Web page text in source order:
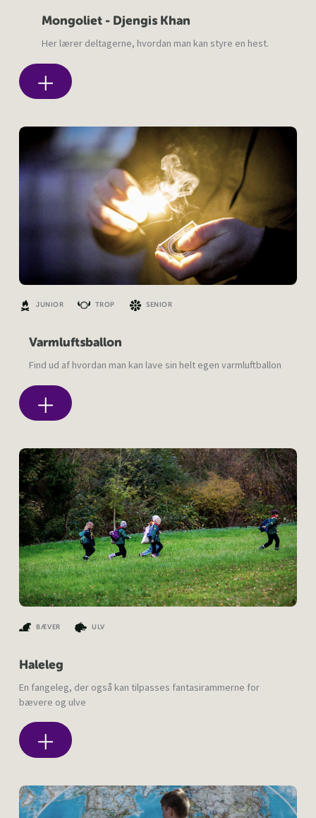
Mongoliet - Djengis Khan
Her lærer deltagerne, hvordan man kan styre en hest.
JUNIOR TROP SENIOR
Varmluftsballon
Find ud af hvordan man kan lave sin helt egen varmluftballon
BÆVER ULV
Haleleg
En fangeleg, der også kan tilpasses fantasirammerne for
bævere og ulve